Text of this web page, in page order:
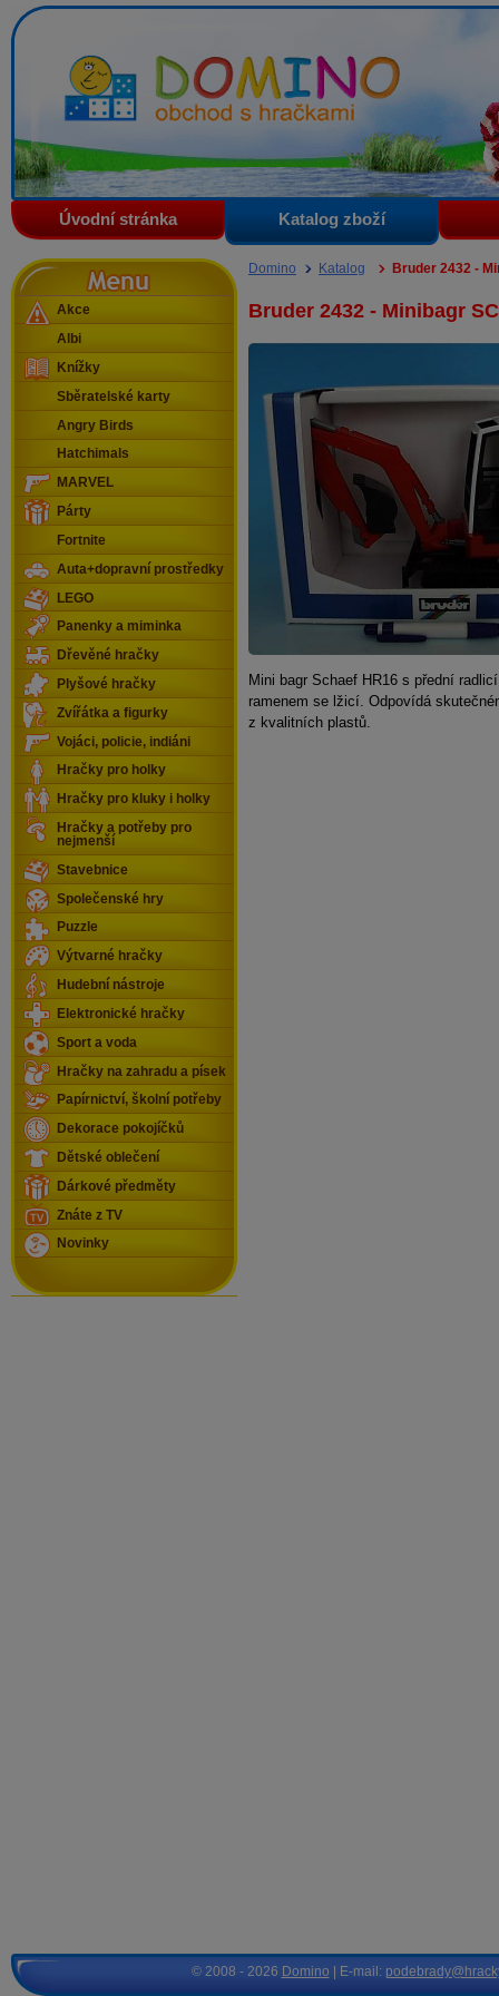
Domino - obchod s hračkami
Úvodní stránka Katalog zboží
Domino Katalog Bruder 2432 -
Bruder 2432 - Minibagr
Mini bagr Schaef HR16 s přední
ramenem se lžicí. Odpovídá
z kvalitních plastů.
Menu
Akce
Albi
Knížky
Sběratelské karty
Angry Birds
Hatchimals
MARVEL
Párty
Fortnite
Auta+dopravní prostředky
LEGO
Panenky a miminka
Dřevěné hračky
Plyšové hračky
Zvířátka a figurky
Vojáci, policie, indiáni
Hračky pro holky
Hračky pro kluky i holky
Hračky a potřeby pro
nejmenší
Stavebnice
Společenské hry
Puzzle
Výtvarné hračky
Hudební nástroje
Elektronické hračky
Sport a voda
Hračky na zahradu a písek
Papírnictví, školní potřeby
Dekorace pokojíčků
Dětské oblečení
Dárkové předměty
Znáte z TV
Novinky
© 2008 - 2026 Domino | E-mail: